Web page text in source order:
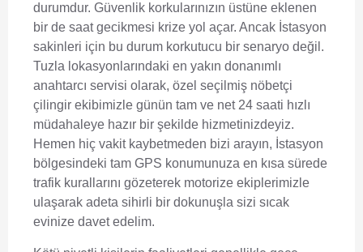
durumdur. Güvenlik korkularınızın üstüne eklenen
bir de saat gecikmesi krize yol açar. Ancak İstasyon
sakinleri için bu durum korkutucu bir senaryo değil.
Tuzla lokasyonlarındaki en yakın donanımlı
anahtarcı servisi olarak, özel seçilmiş nöbetçi
çilingir ekibimizle günün tam ve net 24 saati hızlı
müdahaleye hazır bir şekilde hizmetinizdeyiz.
Hemen hiç vakit kaybetmeden bizi arayın, İstasyon
bölgesindeki tam GPS konumunuza en kısa sürede
trafik kurallarını gözeterek motorize ekiplerimizle
ulaşarak adeta sihirli bir dokunuşla sizi sıcak
evinize davet edelim.